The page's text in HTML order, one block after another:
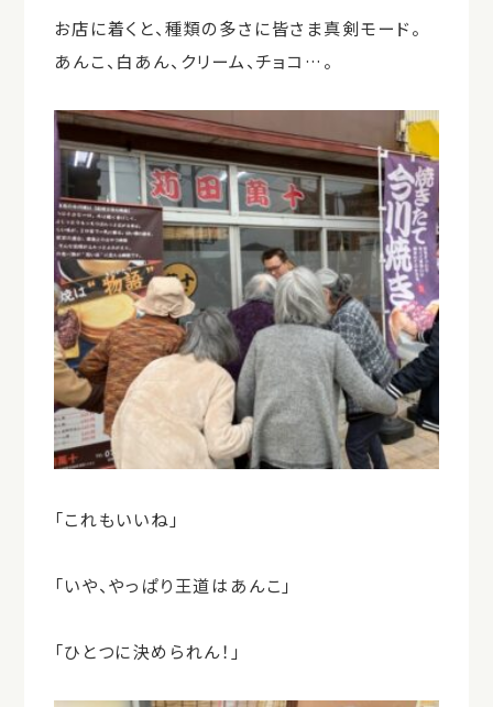
お店に着くと、種類の多さに皆さま真剣モード。
あんこ、白あん、クリーム、チョコ…。
「これもいいね」
「いや、やっぱり王道はあんこ」
「ひとつに決められん！」